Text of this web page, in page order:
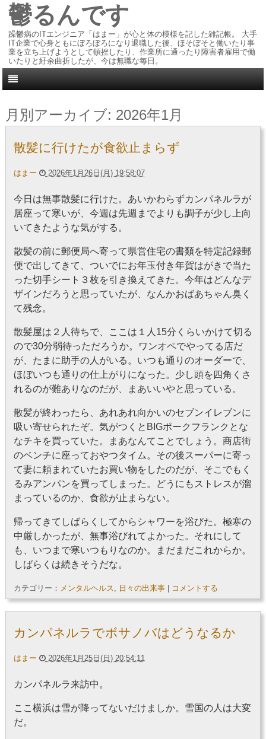
鬱るんです
躁鬱病のITエンジニア「はまー」が心と体の模様を記した雑記帳。 大手
IT企業で心身ともにぼろぼろになり退職した後、ほそぼそと働いたり事
業を立ち上げようとして頓挫したり、作業所に通ったり障害者雇用で働
いたりと紆余曲折したが、今は無職な毎日。
月別アーカイブ: 2026年1月
散髪に行けたが食欲止まらず
はまー 2026年1月26日(月) 19:58:07
今日は無事散髪に行けた。あいかわらずカンパネルラが
居座って寒いが、今週は先週までよりも調子が少し上向
いてきたような気がする。
散髪の前に郵便局へ寄って県営住宅の書類を特定記録郵
便で出してきて、ついでにお年玉付き年賀はがきで当た
った切手シート３枚を引き換えてきた。今年はどんなデ
ザインだろうと思っていたが、なんかおばあちゃん臭く
て残念。
散髪屋は２人待ちで、ここは１人15分くらいかけて切る
ので30分弱待っただろうか。ワンオペでやってる店だ
が、たまに助手の人がいる。いつも通りのオーダーで、
ほぼいつも通りの仕上がりになった。少し頭を四角くさ
れるのが難ありなのだが、まあいいやと思っている。
散髪が終わったら、あれあれ向かいのセブンイレブンに
吸い寄せられたぞ。気がつくとBIGポークフランクとな
なチキを買っていた。まあなんてことでしょう。商店街
のベンチに座っておやつタイム。その後スーパーに寄っ
て妻に頼まれていたお買い物をしたのだが、そこでもく
るみアンパンを買ってしまった。どうにもストレスが溜
まっているのか、食欲が止まらない。
帰ってきてしばらくしてからシャワーを浴びた。極寒の
中厳しかったが、無事浴びれてよかった。それにして
も、いつまで寒いつもりなのか。まだまだこれからか。
しばらくは続きそうだな。
カテゴリー： メンタルヘルス, 日々の出来事 コメントする
カンパネルラでボサノバはどうなるか
はまー 2026年1月25日(日) 20:54:11
カンパネルラ来訪中。
ここ横浜は雪が降ってないだけましか。雪国の人は大変
だ。